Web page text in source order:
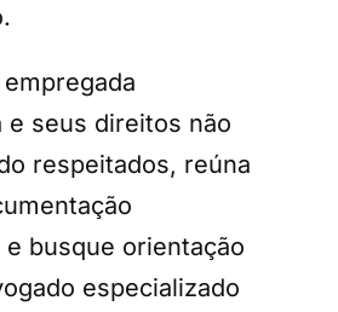
e seus direitos não
respeitados, reúna
busque orientação
especializado